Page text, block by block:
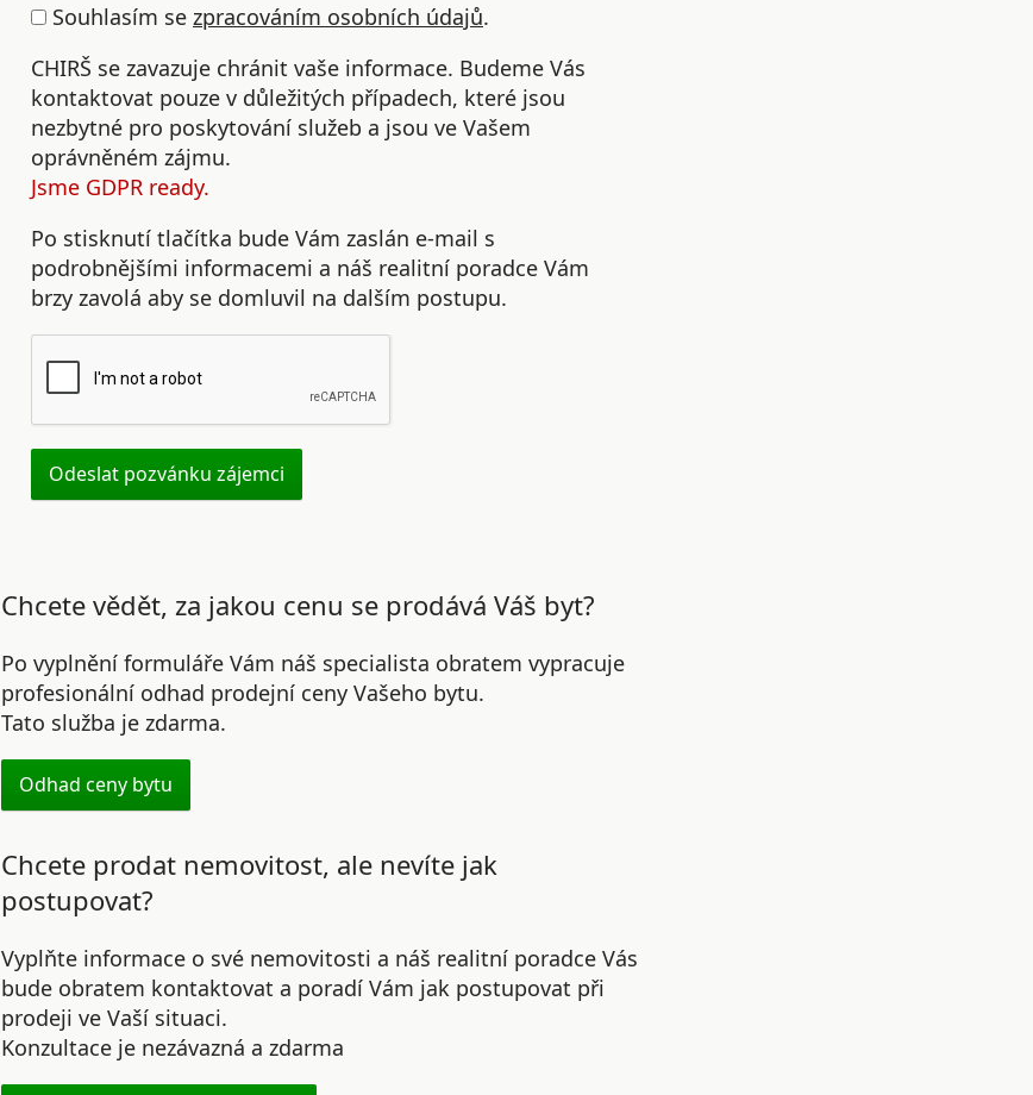
Souhlasím se zpracováním osobních údajů.
CHIRŠ se zavazuje chránit vaše informace. Budeme Vás
kontaktovat pouze v důležitých případech, které jsou
nezbytné pro poskytování služeb a jsou ve Vašem
oprávněném zájmu.
Jsme GDPR ready.
Po stisknutí tlačítka bude Vám zaslán e-mail s
podrobnějšími informacemi a náš realitní poradce Vám
brzy zavolá aby se domluvil na dalším postupu.
Chcete vědět, za jakou cenu se prodává Váš byt?
Po vyplnění formuláře Vám náš specialista obratem vypracuje
profesionální odhad prodejní ceny Vašeho bytu.
Tato služba je zdarma.
Odhad ceny bytu
Chcete prodat nemovitost, ale nevíte jak
postupovat?
Vyplňte informace o své nemovitosti a náš realitní poradce Vás
bude obratem kontaktovat a poradí Vám jak postupovat při
prodeji ve Vaší situaci.
Konzultace je nezávazná a zdarma